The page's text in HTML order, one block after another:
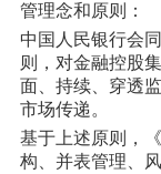
管理念和原则：
中国人民银行会
则，对金融控股
面、持续、穿透
市场传递。
基于上述原则，
构、并表管理、